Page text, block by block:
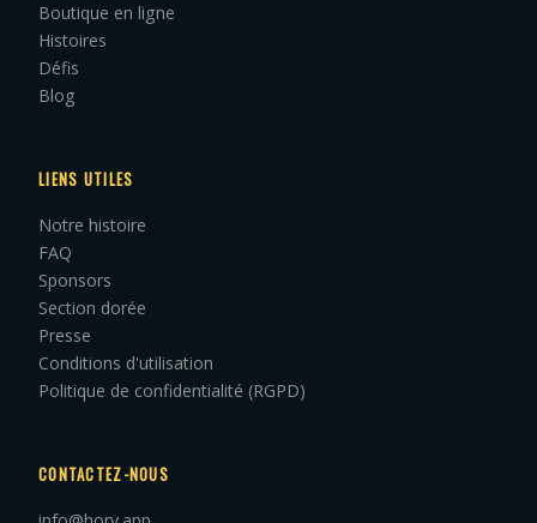
Boutique en ligne
Histoires
Défis
Blog
LIENS UTILES
Notre histoire
FAQ
Sponsors
Section dorée
Presse
Conditions d'utilisation
Politique de confidentialité (RGPD)
CONTACTEZ-NOUS